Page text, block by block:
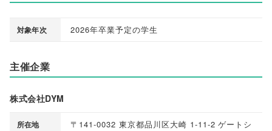
対象年次 2026年卒業予定の学生
主催企業
株式会社DYM
所在地
〒141-0032 東京都品川区大崎 1-11-2 ゲートシ